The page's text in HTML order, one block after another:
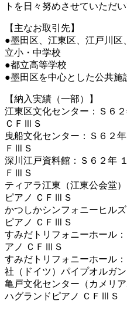
トを日々努めさせていただい
【主なお取引先】
●墨田区、江東区、江戸川
立小・中学校
●都立高等学校
●墨田区を中心とした公共施
【納入実績（一部）】
江東区文化センター：Ｓ６
ＣＦⅢＳ
曳船文化センター：Ｓ６２
ＦⅢＳ
深川江戸資料館：Ｓ６２年
ＦⅢＳ
ティアラ江東（江東公会堂
ピアノ ＣＦⅢＳ
かつしかシンフォニーヒル
ピアノ ＣＦⅢＳ
すみだトリフォニーホール
アノ ＣＦⅢＳ
すみだトリフォニーホー
社（ドイツ）パイプオルガン
亀戸文化センター（カメリ
ハグランドピアノ ＣＦⅢＳ